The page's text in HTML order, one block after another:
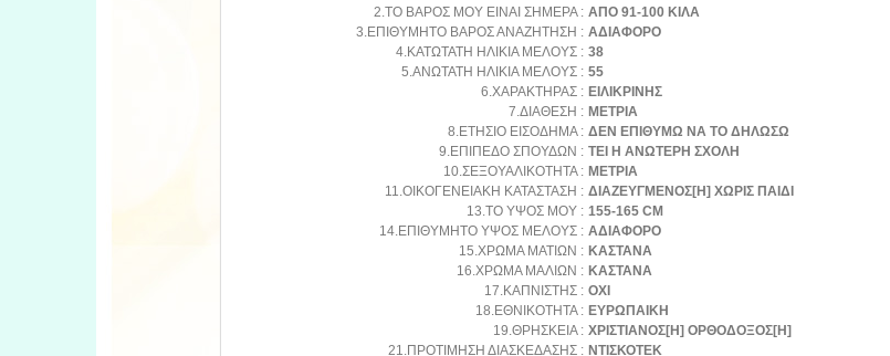
2.ΤΟ ΒΑΡΟΣ ΜΟΥ ΕΙΝΑΙ ΣΗΜΕΡΑ : ΑΠΟ 91-100 ΚΙΛΑ
3.ΕΠΙΘΥΜΗΤΟ ΒΑΡΟΣ ΑΝΑΖΗΤΗΣΗ : ΑΔΙΑΦΟΡΟ
4.ΚΑΤΩΤΑΤΗ ΗΛΙΚΙΑ ΜΕΛΟΥΣ : 38
5.ΑΝΩΤΑΤΗ ΗΛΙΚΙΑ ΜΕΛΟΥΣ : 55
6.ΧΑΡΑΚΤΗΡΑΣ : ΕΙΛΙΚΡΙΝΗΣ
7.ΔΙΑΘΕΣΗ : ΜΕΤΡΙΑ
8.ΕΤΗΣΙΟ ΕΙΣΟΔΗΜΑ : ΔΕΝ ΕΠΙΘΥΜΩ ΝΑ ΤΟ ΔΗΛΩΣΩ
9.ΕΠΙΠΕΔΟ ΣΠΟΥΔΩΝ : ΤΕΙ Η ΑΝΩΤΕΡΗ ΣΧΟΛΗ
10.ΣΕΞΟΥΑΛΙΚΟΤΗΤΑ : ΜΕΤΡΙΑ
11.ΟΙΚΟΓΕΝΕΙΑΚΗ ΚΑΤΑΣΤΑΣΗ : ΔΙΑΖΕΥΓΜΕΝΟΣ[Η] ΧΩΡΙΣ ΠΑΙΔΙ
13.ΤΟ ΥΨΟΣ ΜΟΥ : 155-165 CM
14.ΕΠΙΘΥΜΗΤΟ ΥΨΟΣ ΜΕΛΟΥΣ : ΑΔΙΑΦΟΡΟ
15.ΧΡΩΜΑ ΜΑΤΙΩΝ : ΚΑΣΤΑΝΑ
16.ΧΡΩΜΑ ΜΑΛΙΩΝ : ΚΑΣΤΑΝΑ
17.ΚΑΠΝΙΣΤΗΣ : ΟΧΙ
18.ΕΘΝΙΚΟΤΗΤΑ : ΕΥΡΩΠΑΙΚΗ
19.ΘΡΗΣΚΕΙΑ : ΧΡΙΣΤΙΑΝΟΣ[Η] ΟΡΘΟΔΟΞΟΣ[Η]
21.ΠΡΟΤΙΜΗΣΗ ΔΙΑΣΚΕΔΑΣΗΣ : ΝΤΙΣΚΟΤΕΚ